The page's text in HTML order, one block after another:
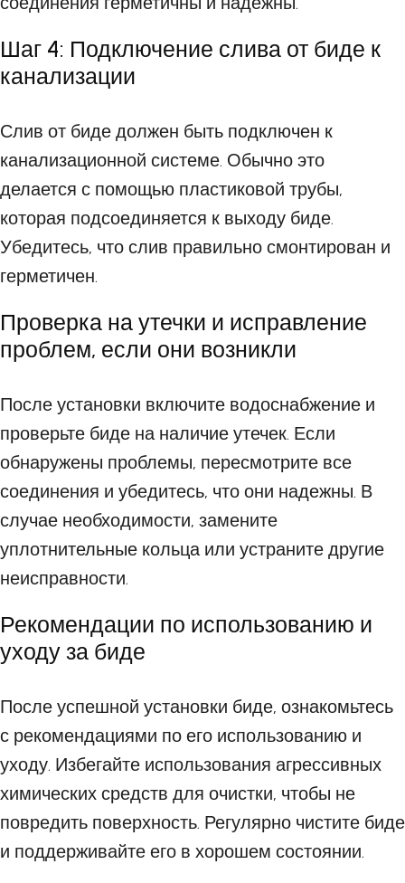
Шаг 4: Подключение слива от биде к
канализации
Слив от биде должен быть подключен к
канализационной системе. Обычно это
делается с помощью пластиковой трубы,
которая подсоединяется к выходу биде.
Убедитесь, что слив правильно смонтирован и
герметичен.
Проверка на утечки и исправление
проблем, если они возникли
После установки включите водоснабжение и
проверьте биде на наличие утечек. Если
обнаружены проблемы, пересмотрите все
соединения и убедитесь, что они надежны. В
случае необходимости, замените
уплотнительные кольца или устраните другие
неисправности.
Рекомендации по использованию и
уходу за биде
После успешной установки биде, ознакомьтесь
с рекомендациями по его использованию и
уходу. Избегайте использования агрессивных
химических средств для очистки, чтобы не
повредить поверхность. Регулярно чистите биде
и поддерживайте его в хорошем состоянии.